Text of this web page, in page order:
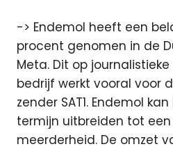
-> Endemol heeft een
procent genomen in de
Meta. Dit op
bedrijf werkt vooral voor
zender SAT1. Endemol
termijn uitbreiden tot een
meerderheid. De omzet